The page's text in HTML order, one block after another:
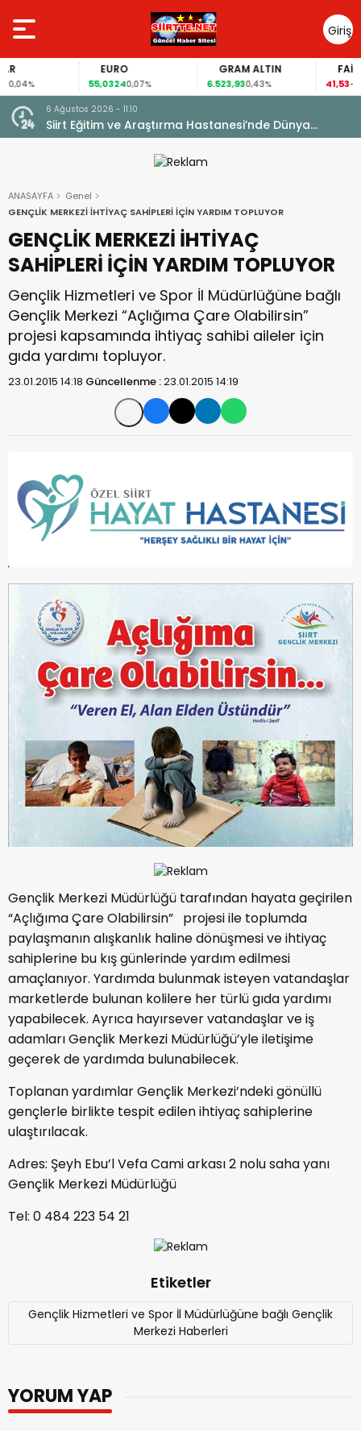
Giriş
Yap
EURO
55,03240,07%
GRAM ALTIN
6.523,930,43% 41,53-0,02%
6 Ağustos 2026 - 08:56
İl Sağlık Müdürümüz Uzm. Dr. Besim Hacıoğlu,
Kurtalan Sağlıklı Hayat Merkezini Ziyaret Etti
ANASAYFA
Genel
GENÇLİK MERKEZİ İHTİYAÇ SAHİPLERİ İÇİN YARDIM TOPLUYOR
GENÇLİK MERKEZİ İHTİYAÇ
SAHİPLERİ İÇİN YARDIM TOPLUYOR
Gençlik Hizmetleri ve Spor İl Müdürlüğüne bağlı
Gençlik Merkezi “Açlığıma Çare Olabilirsin”
projesi kapsamında ihtiyaç sahibi aileler için
gıda yardımı topluyor.
23.01.2015 14:18 Güncellenme :23.01.2015 14:19
Gençlik Merkezi Müdürlüğü tarafından hayata geçirilen
“Açlığıma Çare Olabilirsin” projesi ile toplumda
paylaşmanın alışkanlık haline dönüşmesi ve ihtiyaç
sahiplerine bu kış günlerinde yardım edilmesi
amaçlanıyor. Yardımda bulunmak isteyen vatandaşlar
marketlerde bulunan kolilere her türlü gıda yardımı
yapabilecek. Ayrıca hayırsever vatandaşlar ve iş
adamları Gençlik Merkezi Müdürlüğü’yle iletişime
geçerek de yardımda bulunabilecek.
Toplanan yardımlar Gençlik Merkezi’ndeki gönüllü
gençlerle birlikte tespit edilen ihtiyaç sahiplerine
ulaştırılacak.
Adres: Şeyh Ebu’l Vefa Cami arkası 2 nolu saha yanı
Gençlik Merkezi Müdürlüğü
Tel: 0 484 223 54 21
Etiketler
Gençlik Hizmetleri ve Spor İl Müdürlüğüne bağlı Gençlik
Merkezi Haberleri
YORUM YAP